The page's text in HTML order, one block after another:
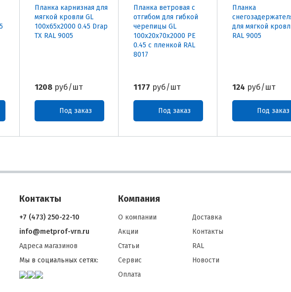
Планка карнизная для
мягкой кровли GL
100х65х2000 0.45 Drap
TX RAL 9005
1208 руб/шт
Под заказ
Планка ветровая с
отгибом для гибкой
черепицы GL
100х20х70х2000 PE
0.45 с пленкой RAL
8017
1177 руб/шт
Под заказ
Планка
для мягкой
RAL 9005
124 руб/шт
Под заказ
Контакты
+7 (473) 250-22-10
info@metprof-vrn.ru
Адреса магазинов
Мы в социальных сетях:
Компания
О компании
Акции
Статьи
Сервис
Оплата
Доставка
Контакты
RAL
Новости